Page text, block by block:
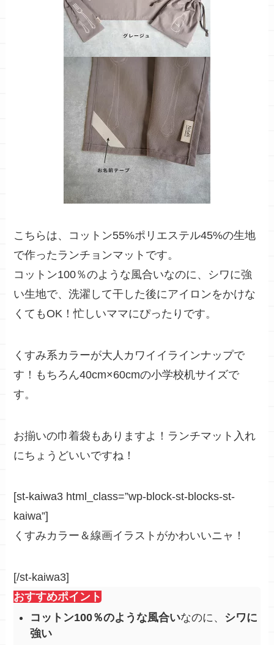
こちらは、コットン55%ポリエステル45%の生地
で作ったランチョンマットです。
コットン100％のような風合いなのに、 シワに強
い生地で、洗濯して干した後にアイロンをかけな
くてもOK！忙しいママにぴったりです。
くすみ系カラーが大人カワイイ ラインナップで
す！もちろん40cm×60cmの小学校机サイズで
す。
お揃いの巾着袋 もありますよ！ランチマット入れ
にちょうどいいですね！
[st-kaiwa3 html_class=”wp-block-st-blocks-st-
kaiwa”]
くすみカラー＆線画イラストがかわいいニャ！
[/st-kaiwa3]
おすすめポイント
コットン100％のような風合いなのに、 シワに
強い